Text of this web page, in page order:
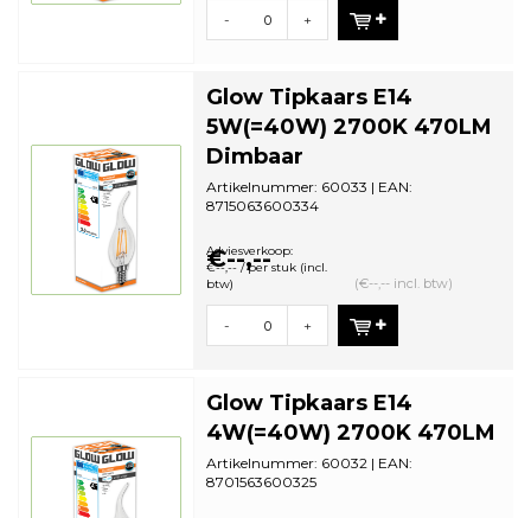
- +
Glow Tipkaars E14
5W(=40W) 2700K 470LM
Dimbaar
Artikelnummer: 60033 | EAN:
8715063600334
€--,--
Adviesverkoop:
€--,-- / per stuk (incl.
btw)
(€--,-- incl. btw)
- +
Glow Tipkaars E14
4W(=40W) 2700K 470LM
Artikelnummer: 60032 | EAN:
8701563600325